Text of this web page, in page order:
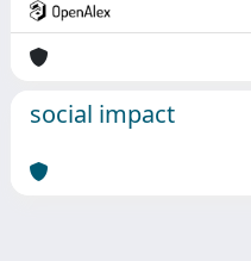
social impact